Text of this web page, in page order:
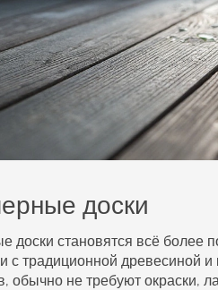
доски
доски становятся всё более
с традиционной древесиной
обычно не требуют окраски,